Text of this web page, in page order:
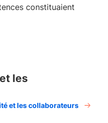
constituaient
les
et les collaborateurs